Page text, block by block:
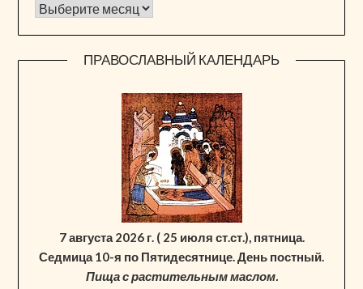
Архив новостей
ПРАВОСЛАВНЫЙ КАЛЕНДАРЬ
7 августа 2026 г. ( 25 июля ст.ст.), пятница.
Седмица 10-я по Пятидесятнице. День постный.
Пища с растительным маслом.